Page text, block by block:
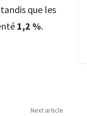
que les
1,2 %.
Next article